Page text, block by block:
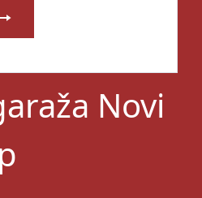
Novi